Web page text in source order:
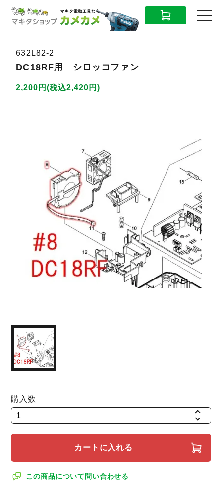
CART MENU
632L82-2
DC18RF用 シロッコファン
2,200円(税込2,420円)
購入数
+
カートに入れる
この商品について問い合わせる